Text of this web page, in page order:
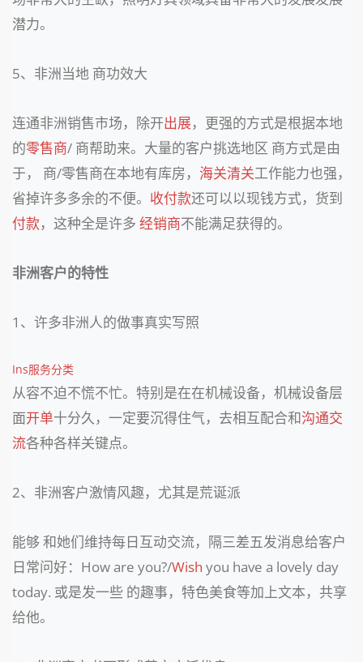
潜力。
5、非洲当地 商功效大
连通非洲销售市场，除开出展，更强的方式是根据本地
的零售商/ 商帮助来。大量的客户挑选地区 商方式是由
于， 商/零售商在本地有库房， 海关清关工作能力也强，
省掉许多多余的不便。 收付款还可以以现钱方式，货到
付款，这种全是许多 经销商不能满足获得的。
非洲客户的特性
1、许多非洲人的做事真实写照
Ins服务分类
从容不迫不慌不忙。特别是在在机械设备，机械设备层
面开单十分久，一定要沉得住气，去相互配合和沟通交
流各种各样关键点。
2、非洲客户激情风趣，尤其是荒诞派
能够 和她们维持每日互动交流，隔三差五发消息给客户
日常问好：How are you?/Wish you have a lovely day
today. 或是发一些 的趣事，特色美食等加上文本，共享
给他。